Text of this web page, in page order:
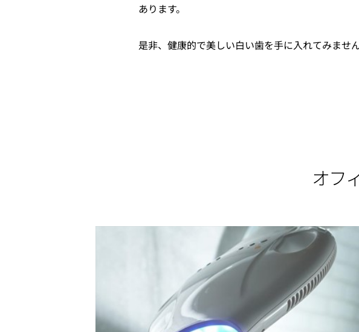
あります。
是非、健康的で美しい白い歯を手に入れてみませ
オフ